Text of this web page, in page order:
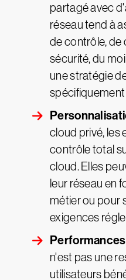
partagé avec
réseau tend à
de contrôle, de
sécurité, du
une stratégie
cloud privé, les
contrôle total
cloud. Elles
leur réseau en
métier ou pour
exigences
Performances
n'est pas une
utilisateurs